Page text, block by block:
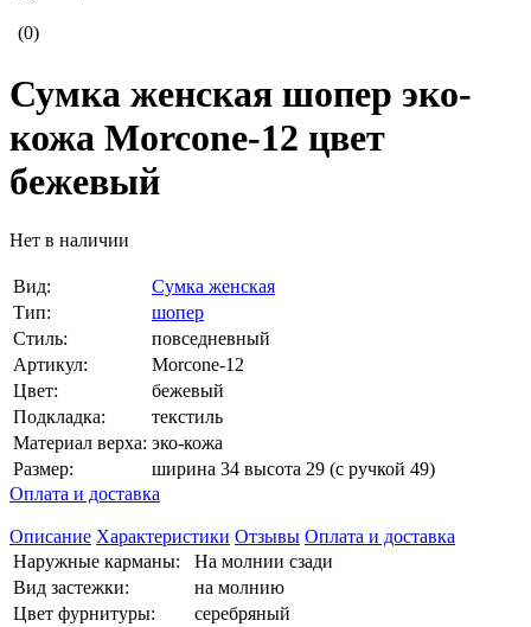
(0)
Сумка женская шопер эко-
кожа Morcone-12 цвет
бежевый
Нет в наличии
Вид:
Сумка женская
Тип:
шопер
Стиль:
повседневный
Артикул:
Morcone-12
Цвет:
бежевый
Подкладка:
текстиль
Материал верха: эко-кожа
Размер:
ширина 34 высота 29 (с ручкой 49)
Оплата и доставка
Описание Характеристики Отзывы Оплата и доставка
Наружные карманы:
На молнии сзади
Вид застежки:
на молнию
Цвет фурнитуры:
серебряный